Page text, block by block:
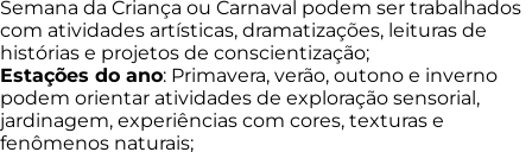
Semana da Criança ou Carnaval podem ser trabalhados
com atividades artísticas, dramatizações, leituras de
histórias e projetos de conscientização;
Estações do ano: Primavera, verão, outono e inverno
podem orientar atividades de exploração sensorial,
jardinagem, experiências com cores, texturas e
fenômenos naturais;